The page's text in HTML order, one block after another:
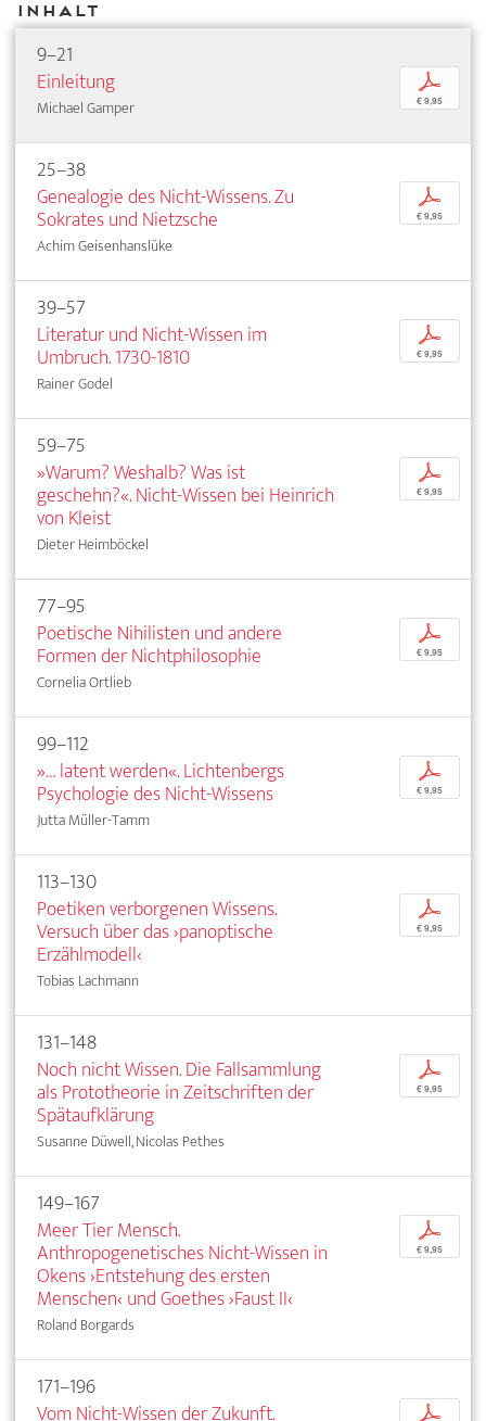
Inhalt
9–21
Einleitung
Michael Gamper
p
€ 9,95
25–38
Genealogie des Nicht-Wissens. Zu
Sokrates und Nietzsche
Achim Geisenhanslüke
p
€ 9,95
39–57
Literatur und Nicht-Wissen im
Umbruch. 1730-1810
Rainer Godel
p
€ 9,95
59–75
»Warum? Weshalb? Was ist
geschehn?«. Nicht-Wissen bei Heinrich
von Kleist
Dieter Heimböckel
p
€ 9,95
77–95
Poetische Nihilisten und andere
Formen der Nichtphilosophie
Cornelia Ortlieb
p
€ 9,95
99–112
»… latent werden«. Lichtenbergs
Psychologie des Nicht-Wissens
Jutta Müller-Tamm
p
€ 9,95
113–130
Poetiken verborgenen Wissens.
Versuch über das ›panoptische
Erzählmodell‹
Tobias Lachmann
p
€ 9,95
131–148
Noch nicht Wissen. Die Fallsammlung
als Prototheorie in Zeitschriften der
Spätaufklärung
Susanne Düwell, Nicolas Pethes
p
€ 9,95
149–167
Meer Tier Mensch.
Anthropogenetisches Nicht-Wissen in
Okens ›Entstehung des ersten
Menschen‹ und Goethes ›Faust II‹
Roland Borgards
p
€ 9,95
171–196
Vom Nicht-Wissen der Zukunft.
p